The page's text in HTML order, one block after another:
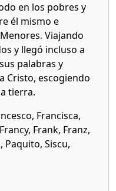
en los pobres y
él mismo e
Viajando
y llegó incluso a
palabras y
Cristo, escogiendo
tierra.
Francisca,
Frank, Franz,
Paquito, Siscu,